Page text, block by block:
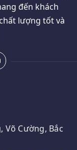
đến khách
lượng tốt và
Võ Cường, Bắc